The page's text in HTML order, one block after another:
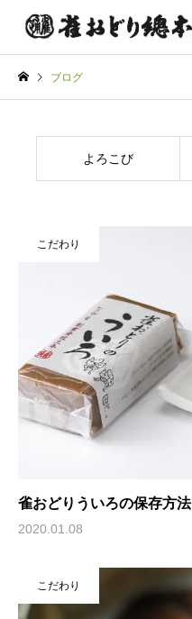
ブログ
よろこび
雀おどりういろの保存方法
2020.01.08
こだわり
こだわり